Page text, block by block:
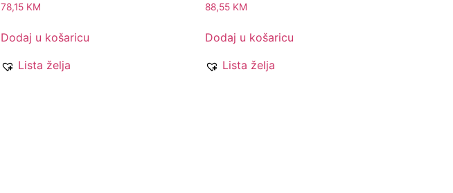
78,15 KM
Dodaj u košaricu
Lista želja
88,55 KM
Dodaj u košaricu
Lista želja